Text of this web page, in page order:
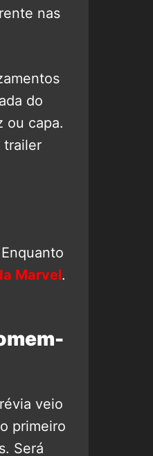
nas
do
ou capa.
trailer
Marvel.
veio
primeiro
Será